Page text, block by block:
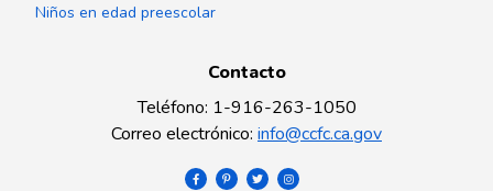
Niños en edad preescolar
Contacto
Teléfono: 1-916-263-1050
Correo electrónico: info@ccfc.ca.gov